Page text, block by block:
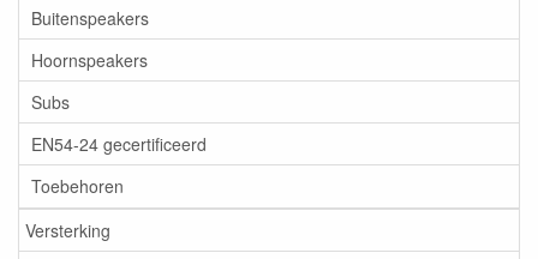
Buitenspeakers
Hoornspeakers
Subs
EN54-24 gecertificeerd
Toebehoren
Versterking